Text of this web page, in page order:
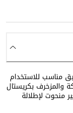
مناسب للاستخدام
والمزخرف بكريستال
منحوت لإطلالة